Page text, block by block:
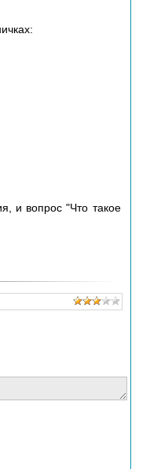
и вопрос "Что такое